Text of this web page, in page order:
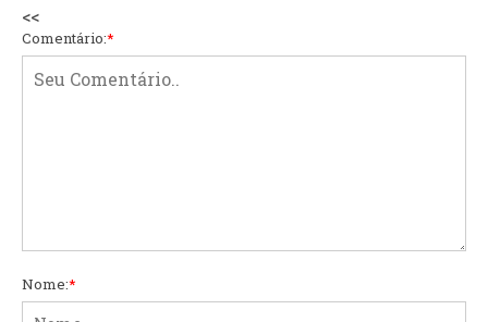
<<
Comentário:*
Nome:*